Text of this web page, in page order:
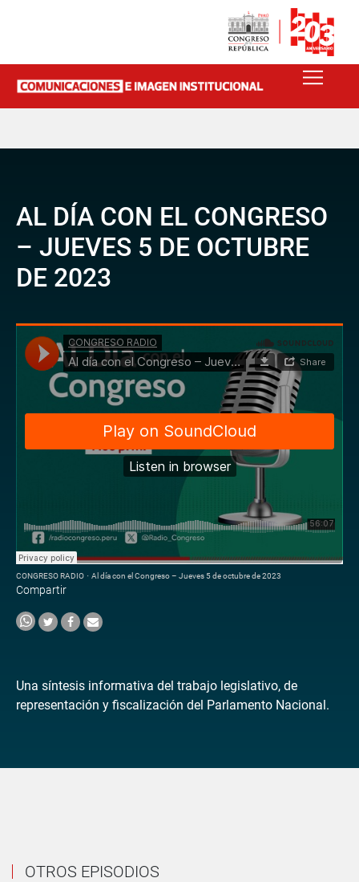
AL DÍA CON EL CONGRESO
– JUEVES 5 DE OCTUBRE
DE 2023
CONGRESO RADIO · Al día con el Congreso – Jueves 5 de octubre de 2023
Compartir
Una síntesis informativa del trabajo legislativo, de
representación y fiscalización del Parlamento Nacional.
OTROS EPISODIOS